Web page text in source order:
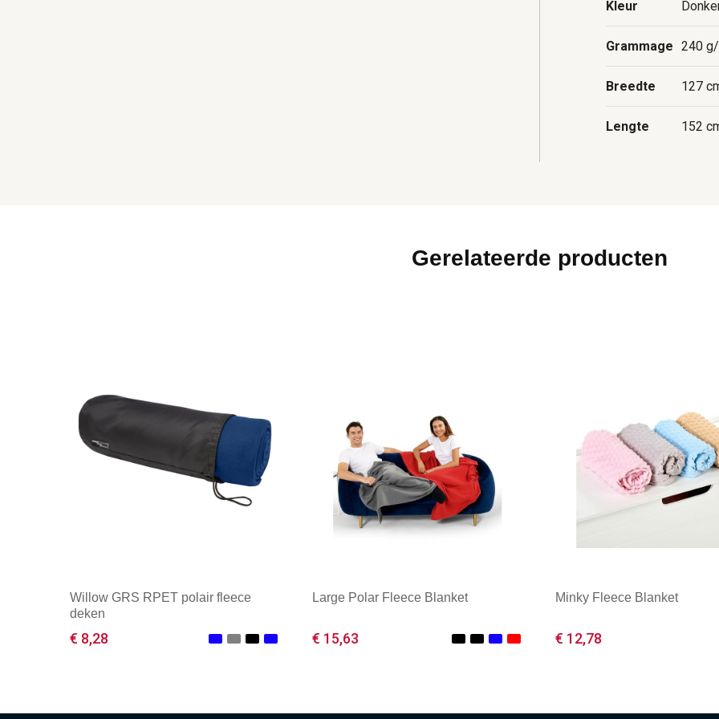
Kleur
Grammage 240
Breedte 127
Lengte 152
Gerelateerde producten
Willow GRS RPET polair fleece
deken
€ 8,28
Large Polar Fleece Blanket
€ 15,63
Minky Fleece Blanket
€ 12,78